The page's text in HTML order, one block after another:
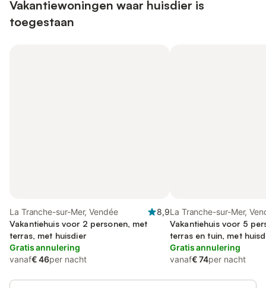
Vakantiewoningen waar huisdier is
toegestaan
La Tranche-sur-Mer, Vendée
8,9
Vakantiehuis voor 2 personen, met
terras, met huisdier
Gratis annulering
vanaf€ 46per nacht
La Tranche-sur-Mer,
Vakantiehuis voor 5
terras en tuin, met
Gratis annulering
vanaf€ 74per nacht